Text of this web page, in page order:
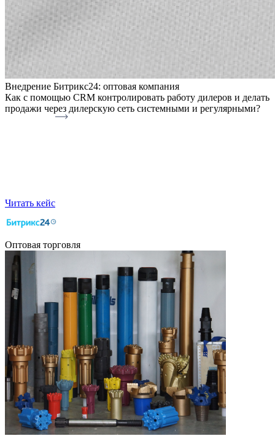
Внедрение Битрикс24: оптовая компания
Как с помощью CRM контролировать работу дилеров и делать
продажи через дилерскую сеть системными и регулярными?
Читать кейс
Оптовая торговля